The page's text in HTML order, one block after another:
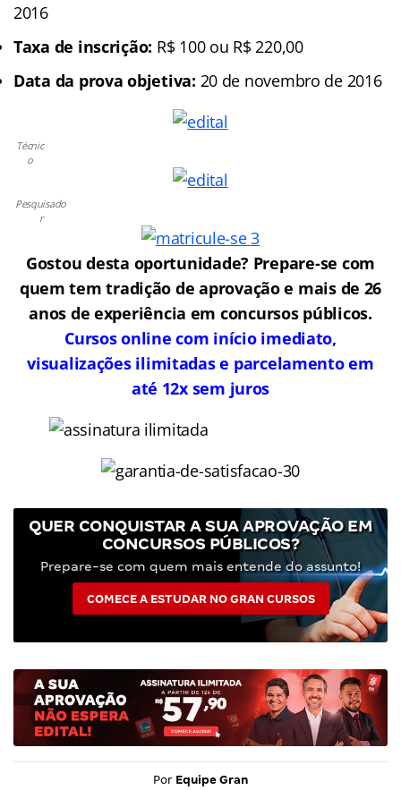
2016
Taxa de inscrição: R$ 100 ou R$ 220,00
Data da prova objetiva: 20 de novembro de 2016
Técnic
o
Pesquisado
r
Gostou desta oportunidade? Prepare-se com
quem tem tradição de aprovação e mais de 26
anos de experiência em concursos públicos.
Cursos online com início imediato,
visualizações ilimitadas e parcelamento em
até 12x sem juros
QUER CONQUISTAR A SUA APROVAÇÃO EM
CONCURSOS PÚBLICOS?
Prepare-se com quem mais entende do assunto!
COMECE A ESTUDAR NO GRAN CURSOS
Por Equipe Gran